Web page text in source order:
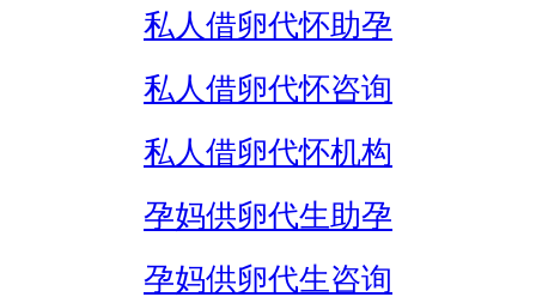
私人借卵代怀助孕
私人借卵代怀咨询
私人借卵代怀机构
孕妈供卵代生助孕
孕妈供卵代生咨询